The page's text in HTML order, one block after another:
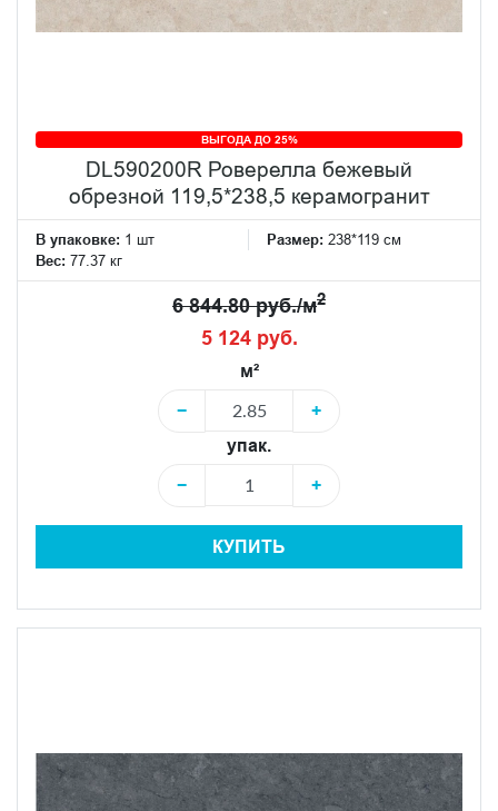
ВЫГОДА ДО 25%
DL590200R Роверелла бежевый
обрезной 119,5*238,5 керамогранит
В упаковке: 1 шт Размер: 238*119 см
Вес: 77.37 кг
6 844.80 руб./м2
5 124 руб.
м²
−
+
упак.
−
+
КУПИТЬ